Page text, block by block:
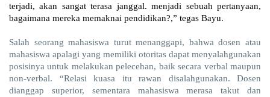
terjadi, akan sangat terasa janggal. menjadi sebuah pertanyaan,
bagaimana mereka memaknai pendidikan?,” tegas Bayu.
Salah seorang mahasiswa turut menanggapi, bahwa dosen atau
mahasiswa apalagi yang memiliki otoritas dapat menyalahgunakan
posisinya untuk melakukan pelecehan, baik secara verbal maupun
non-verbal. “Relasi kuasa itu rawan disalahgunakan. Dosen
dianggap superior, sementara mahasiswa merasa takut dan